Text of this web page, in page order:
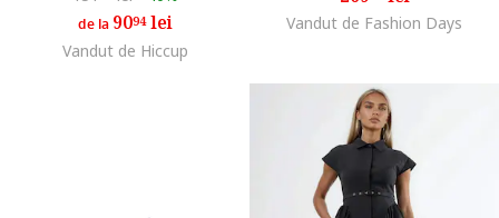
de la 9094lei
Vandut de Hiccup
Vandut de Fashion Days